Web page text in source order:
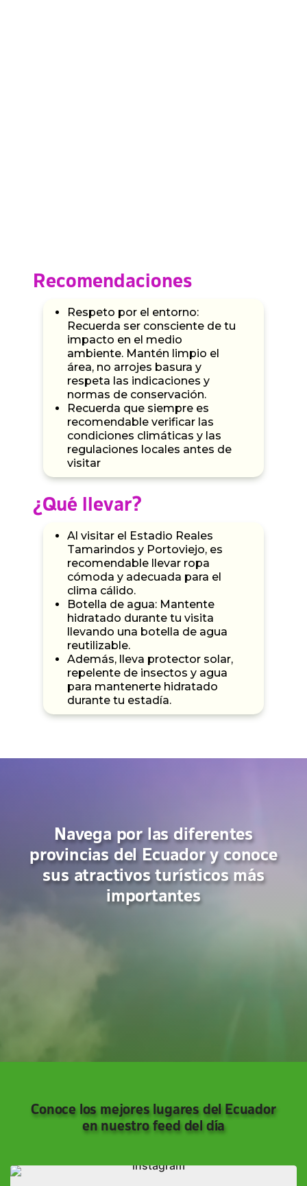
Recomendaciones
Respeto por el entorno:
Recuerda ser consciente de tu
impacto en el medio
ambiente. Mantén limpio el
área, no arrojes basura y
respeta las indicaciones y
normas de conservación.
Recuerda que siempre es
recomendable verificar las
condiciones climáticas y las
regulaciones locales antes de
visitar
¿Qué llevar?
Al visitar el Estadio Reales
Tamarindos y Portoviejo, es
recomendable llevar ropa
cómoda y adecuada para el
clima cálido.
Botella de agua: Mantente
hidratado durante tu visita
llevando una botella de agua
reutilizable.
Además, lleva protector solar,
repelente de insectos y agua
para mantenerte hidratado
durante tu estadía.
Navega por las diferentes
provincias del Ecuador y conoce
sus atractivos turísticos más
importantes
Conoce los mejores lugares del Ecuador
en nuestro feed del día